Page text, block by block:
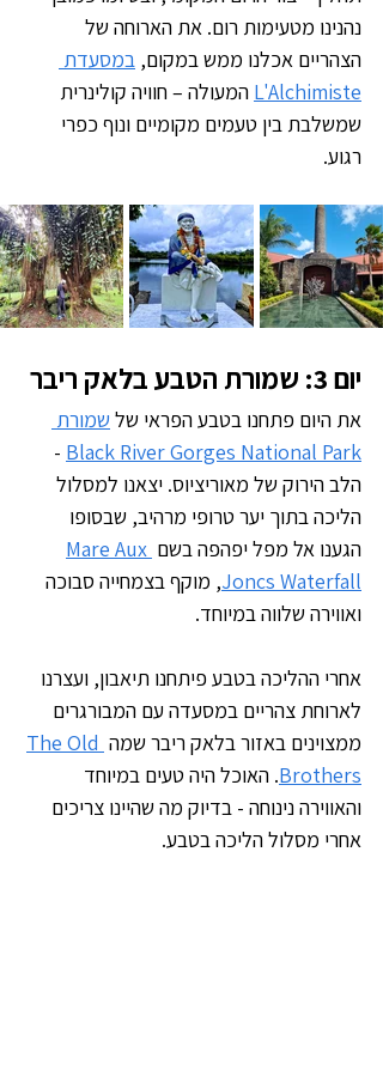
נהנינו מטעימות רום. את הארוחה של
הצהריים אכלנו ממש במקום, במסעדת
L'Alchimiste המעולה – חוויה קולינרית
שמשלבת בין טעמים מקומיים ונוף כפרי
רגוע.
יום 3: שמורת הטבע בלאק ריבר
את היום פתחנו בטבע הפראי של שמורת
Black River Gorges National Park
-
הלב הירוק של מאוריציוס. יצאנו למסלול
הליכה בתוך יער טרופי מרהיב, שבסופו
הגענו אל מפל יפהפה בשם Mare Aux
Joncs Waterfall, מוקף בצמחייה סבוכה
ואווירה שלווה במיוחד.
אחרי ההליכה בטבע פיתחנו תיאבון, ועצרנו
לארוחת צהריים במסעדה עם המבורגרים
ממצוינים באזור בלאק ריבר שמה The Old
Brothers. האוכל היה טעים במיוחד
והאווירה נינוחה - בדיוק מה שהיינו צריכים
אחרי מסלול הליכה בטבע.